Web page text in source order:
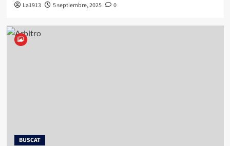
La1913 5 septiembre, 2025 0
BUSCAT